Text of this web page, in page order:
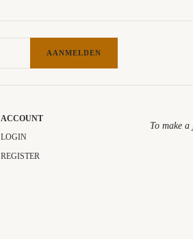
AANMELDEN
ACCOUNT
LOGIN
REGISTER
To make